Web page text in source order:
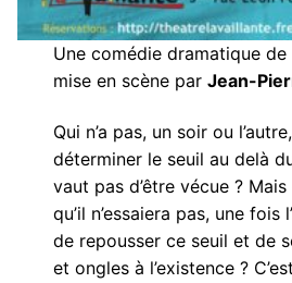
Une comédie dramatique de
mise en scène parJean-
Qui n’a pas, un soir ou
déterminer le seuil au delà
vaut pas d’être vécue ?
qu’il n’essaiera pas, une fois
de repousser ce seuil et de
et ongles à l’existence ?